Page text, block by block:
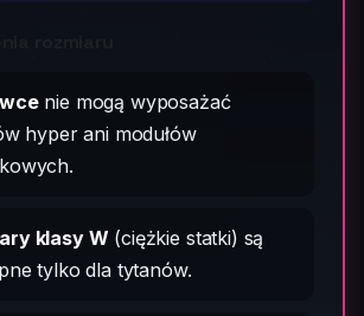
nie mogą wyposażać
hyper ani modułów
klasy W (ciężkie statki) są
tylko dla tytanów.